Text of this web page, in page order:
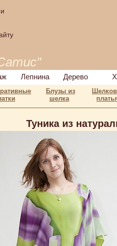
Лепнина Дерево
Блузы из
шелка
Туника из